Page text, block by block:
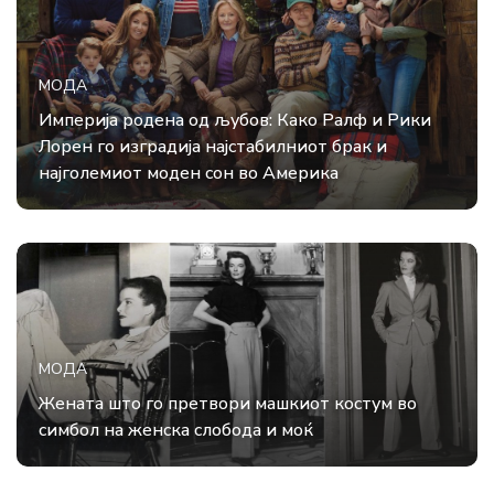
МОДА
Империја родена од љубов: Како Ралф и Рики
Лорен го изградија најстабилниот брак и
најголемиот моден сон во Америка
МОДА
Жената што го претвори машкиот костум во
симбол на женска слобода и моќ